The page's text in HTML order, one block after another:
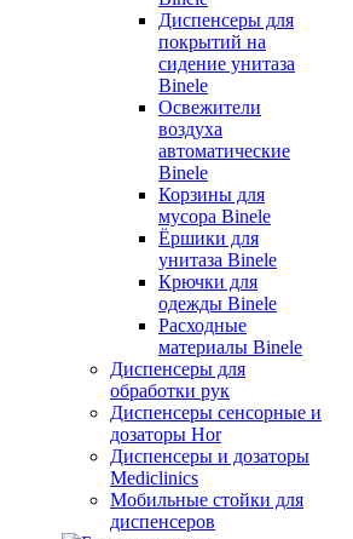
Диспенсеры для
покрытий на
сидение унитаза
Binele
Освежители
воздуха
автоматические
Binele
Корзины для
мусора Binele
Ёршики для
унитаза Binele
Крючки для
одежды Binele
Расходные
материалы Binele
Диспенсеры для
обработки рук
Диспенсеры сенсорные и
дозаторы Hor
Диспенсеры и дозаторы
Mediclinics
Мобильные стойки для
диспенсеров